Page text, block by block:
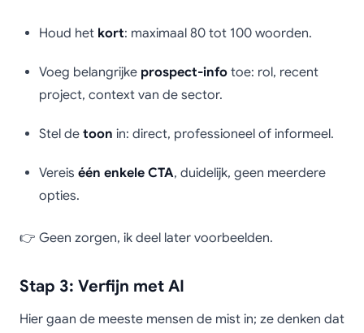
Houd het kort: maximaal 80 tot 100 woorden.
Voeg belangrijke prospect-info toe: rol, recent
project, context van de sector.
Stel de toon in: direct, professioneel of informeel.
Vereis één enkele CTA, duidelijk, geen meerdere
opties.
👉 Geen zorgen, ik deel later voorbeelden.
Stap 3: Verfijn met AI
Hier gaan de meeste mensen de mist in; ze denken dat